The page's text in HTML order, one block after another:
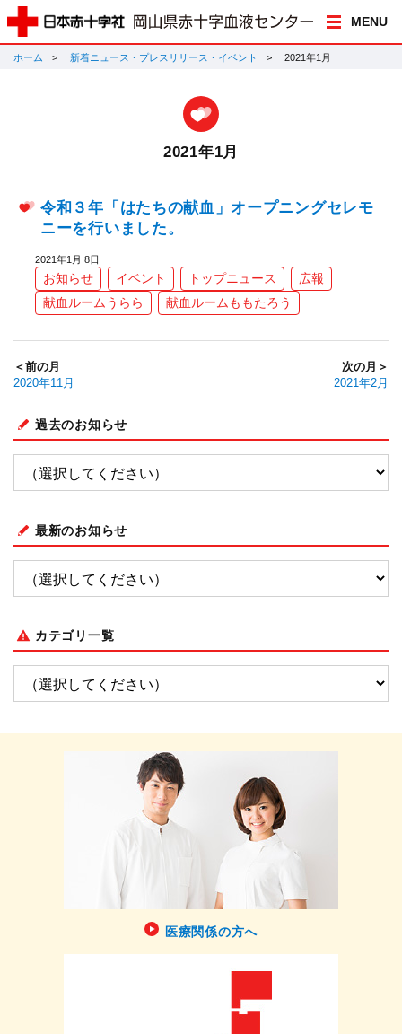
MENU
ホーム 新着ニュース・プレスリリース・イベント 2021年1月
2021年1月
令和３年「はたちの献血」オープニングセレモ
ニーを行いました。
2021年1月 8日
お知らせ イベント トップニュース
広報
献血ルームうらら
献血ルームももたろう
＜前の月
2020年11月
次の月＞
2021年2月
過去のお知らせ
最新のお知らせ
カテゴリ一覧
医療関係の方へ